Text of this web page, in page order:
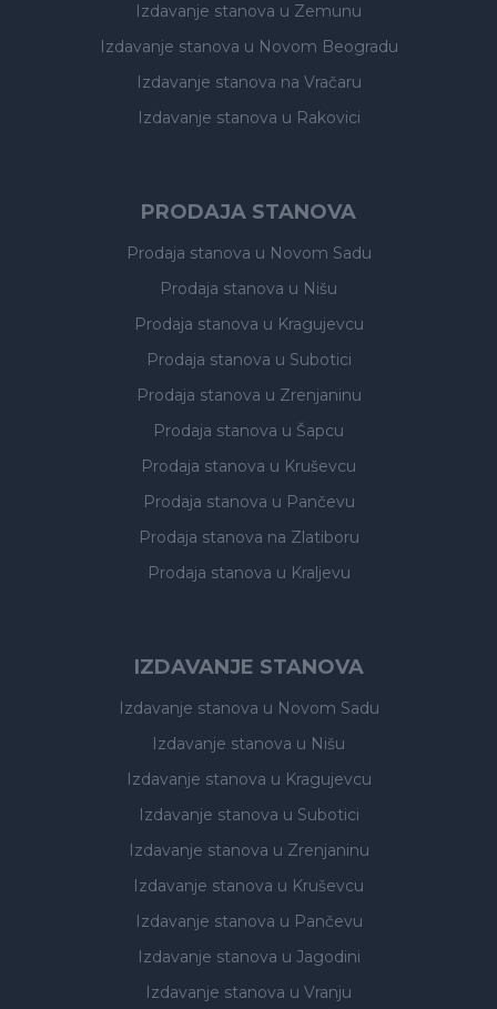
Izdavanje stanova u Zemunu
Izdavanje stanova u Novom Beogradu
Izdavanje stanova na Vračaru
Izdavanje stanova u Rakovici
PRODAJA STANOVA
Prodaja stanova u Novom Sadu
Prodaja stanova u Nišu
Prodaja stanova u Kragujevcu
Prodaja stanova u Subotici
Prodaja stanova u Zrenjaninu
Prodaja stanova u Šapcu
Prodaja stanova u Kruševcu
Prodaja stanova u Pančevu
Prodaja stanova na Zlatiboru
Prodaja stanova u Kraljevu
IZDAVANJE STANOVA
Izdavanje stanova u Novom Sadu
Izdavanje stanova u Nišu
Izdavanje stanova u Kragujevcu
Izdavanje stanova u Subotici
Izdavanje stanova u Zrenjaninu
Izdavanje stanova u Kruševcu
Izdavanje stanova u Pančevu
Izdavanje stanova u Jagodini
Izdavanje stanova u Vranju